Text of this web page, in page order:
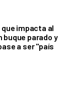
impacta al
buque parado y
a ser "país